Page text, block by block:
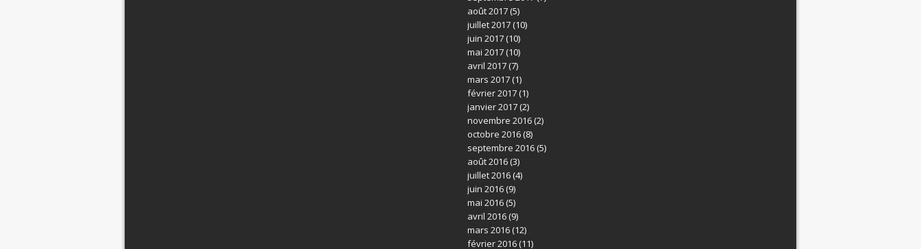
août 2017(5)
juillet 2017(10)
juin 2017(10)
mai 2017(10)
avril 2017(7)
mars 2017(1)
février 2017(1)
janvier 2017(2)
novembre 2016(2)
octobre 2016(8)
septembre 2016(5)
août 2016(3)
juillet 2016(4)
juin 2016(9)
mai 2016(5)
avril 2016(9)
mars 2016(12)
février 2016(11)